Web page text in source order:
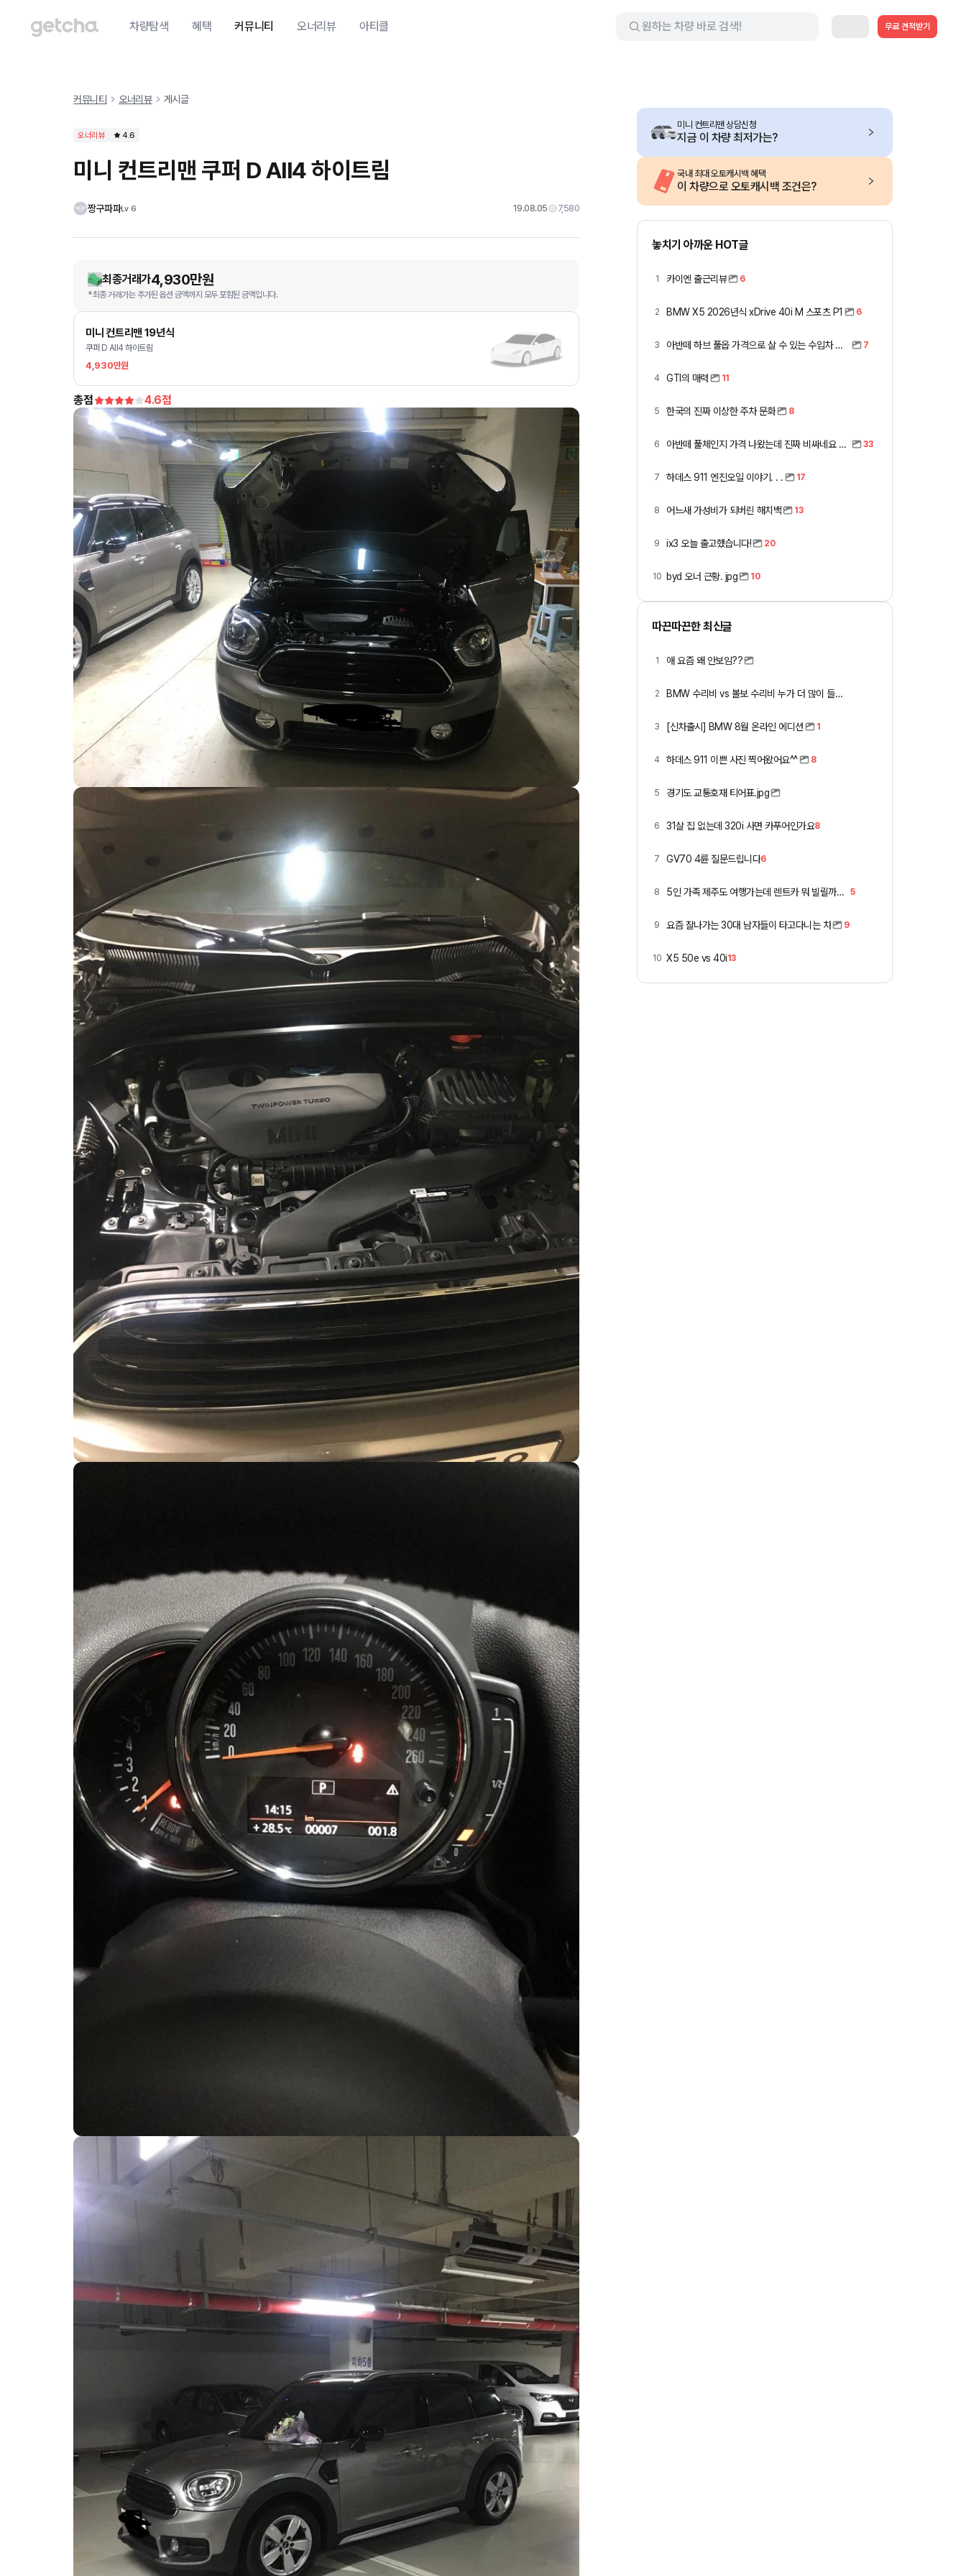
차량탐색 혜택 커뮤니티 오너리뷰 아티클 무료 견적받기
커뮤니티 오너리뷰 게시글
오너리뷰 4.6
미니 컨트리맨 쿠퍼 D All4 하이트림
짱구파파Lv 6 19.08.05 7,580
최종거래가4,930만원
*최종 거래가는 추가된 옵션 금액까지 모두 포함된 금액입니다.
미니 컨트리맨 19년식
쿠퍼 D All4 하이트림
4,930만원
총점 4.6점
미니 컨트리맨 상담신청
지금 이 차량 최저가는?
국내 최대 오토캐시백 혜택
이 차량으로 오토캐시백 조건은?
놓치기 아까운 HOT글
1 카이엔 출근리뷰 6
2 BMW X5 2026년식 xDrive 40i M 스포츠 P1 6
3 아반떼 하브 풀옵 가격으로 살 수 있는 수입차 모아봤습니다 (중고 포함) 7
4 GTI의 매력 11
5 한국의 진짜 이상한 주차 문화 8
6 아반떼 풀체인지 가격 나왔는데 진짜 비싸네요 ㅎㅎ 33
7 하데스 911 엔진오일 이야기. . . 17
8 어느새 가성비가 되버린 해치백 13
9 ix3 오늘 출고했습니다! 20
10 byd 오너 근황. jpg 10
따끈따끈한 최신글
1 애 요즘 왜 안보임??
2 BMW 수리비 vs 볼보 수리비 누가 더 많이 들까요 ㅎ
3 [신차출시] BMW 8월 온라인 에디션 1
4 하데스 911 이쁜 사진 찍어왔어요^^ 8
5 경기도 교통호재 티어표.jpg
6 31살 집 없는데 320i 사면 카푸어인가요8
7 GV70 4륜 질문드립니다6
8 5인 가족 제주도 여행가는데 렌트카 뭐 빌릴까요 ㅎ 5
9 요즘 잘나가는 30대 남자들이 타고다니는 차 9
10 X5 50e vs 40i13